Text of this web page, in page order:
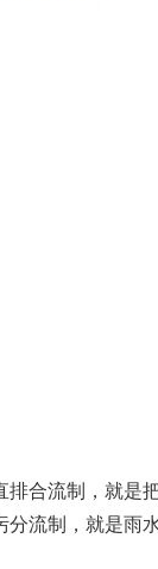
合流制，就是
流制，就是雨